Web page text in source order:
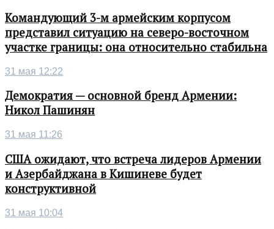
Командующий 3-м армейским корпусом
представил ситуацию на северо-восточном
участке границы: она относительно стабильна
31 мая 12:22
Демократия — основной бренд Армении:
Никол Пашинян
31 мая 11:26
США ожидают, что встреча лидеров Армении
и Азербайджана в Кишиневе будет
конструктивной
31 мая 10:04